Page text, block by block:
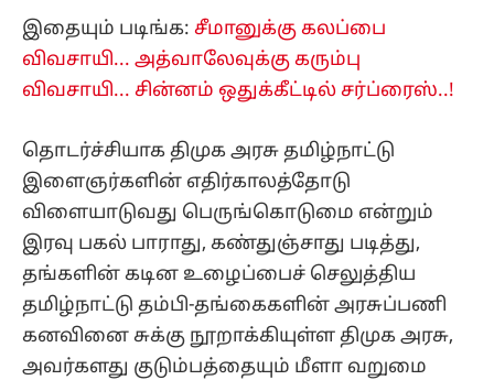
இதையும் படிங்க: சீமானுக்கு கலப்பை
விவசாயி... அத்வாலேவுக்கு கரும்பு
விவசாயி... சின்னம் ஒதுக்கீட்டில் சர்ப்ரைஸ்..!
தொடர்ச்சியாக திமுக அரசு தமிழ்நாட்டு
இளைஞர்களின் எதிர்காலத்தோடு
விளையாடுவது பெருங்கொடுமை என்றும்
இரவு பகல் பாராது, கண்துஞ்சாது படித்து,
தங்களின் கடின உழைப்பைச் செலுத்திய
தமிழ்நாட்டு தம்பி-தங்கைகளின் அரசுப்பணி
கனவினை சுக்கு நூறாக்கியுள்ள திமுக அரசு,
அவர்களது குடும்பத்தையும் மீளா வறுமை